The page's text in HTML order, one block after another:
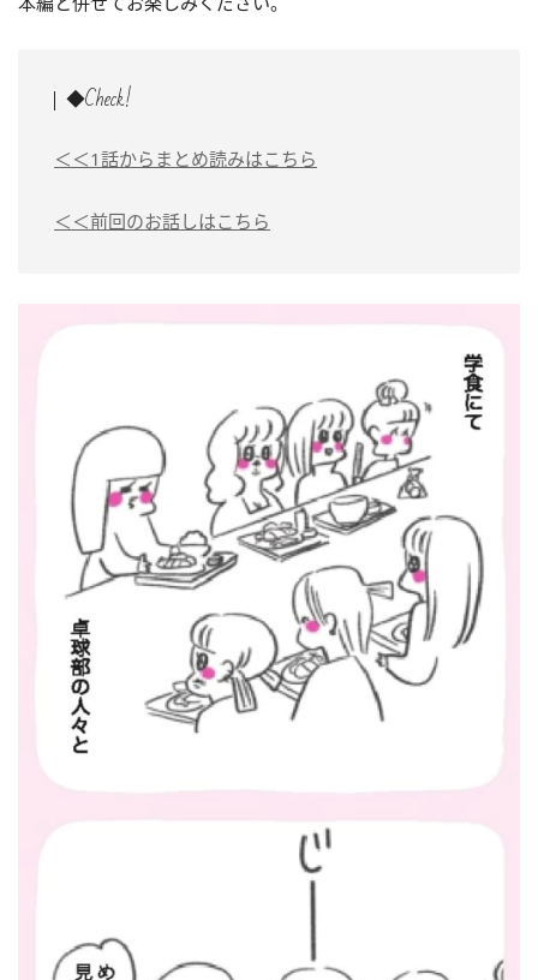
◆Check!
＜＜1話からまとめ読みはこちら
＜＜前回のお話しはこちら